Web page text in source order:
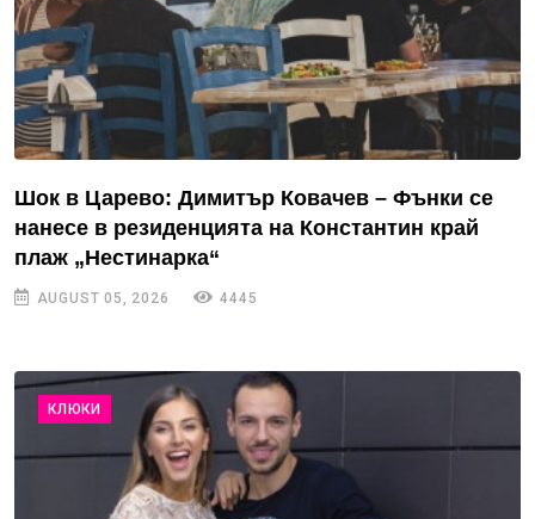
Шок в Царево: Димитър Ковачев – Фънки се
нанесе в резиденцията на Константин край
плаж „Нестинарка“
AUGUST 05, 2026 4445
КЛЮКИ